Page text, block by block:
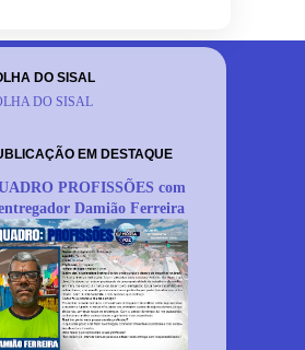
DO SISAL
DO SISAL
EM DESTAQUE
PROFISSÕES com
Damião Ferreira